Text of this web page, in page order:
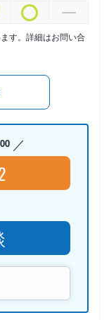
す。詳細はお問い合